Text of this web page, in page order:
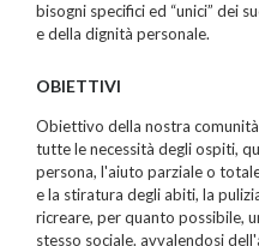
bisogni specifici ed “unici” dei
e della dignità personale.
OBIETTIVI
Obiettivo della nostra
tutte le necessità degli ospiti,
persona, l'aiuto parziale o
e la stiratura degli abiti, la
ricreare, per quanto possibile,
stesso sociale. avvalendosi